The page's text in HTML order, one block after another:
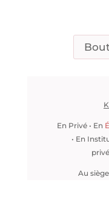
En Privé • En
• En
Au